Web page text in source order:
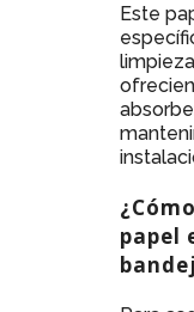
Este
papel